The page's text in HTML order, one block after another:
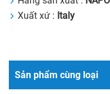
Xuất xứ : Italy
Sản phẩm cùng loại